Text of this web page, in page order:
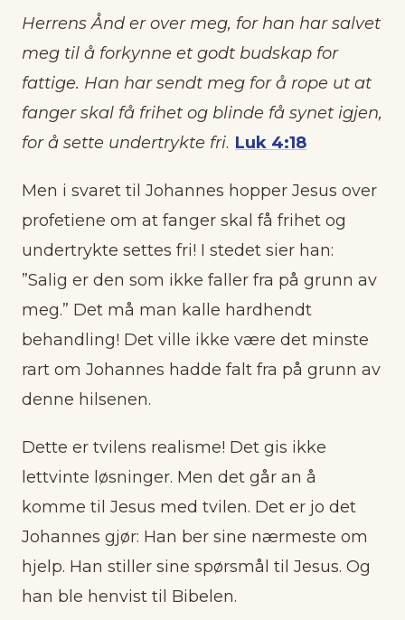
Herrens Ånd er over meg, for han har salvet
meg til å forkynne et godt budskap for
fattige. Han har sendt meg for å rope ut at
fanger skal få frihet og blinde få synet igjen,
for å sette undertrykte fri. Luk 4:18
Men i svaret til Johannes hopper Jesus over
profetiene om at fanger skal få frihet og
undertrykte settes fri! I stedet sier han:
”Salig er den som ikke faller fra på grunn av
meg.” Det må man kalle hardhendt
behandling! Det ville ikke være det minste
rart om Johannes hadde falt fra på grunn av
denne hilsenen.
Dette er tvilens realisme! Det gis ikke
lettvinte løsninger. Men det går an å
komme til Jesus med tvilen. Det er jo det
Johannes gjør: Han ber sine nærmeste om
hjelp. Han stiller sine spørsmål til Jesus. Og
han ble henvist til Bibelen.